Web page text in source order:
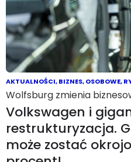
AKTUALNOŚCI,BIZNES,OSOBOWE,
Wolfsburg zmienia
Volkswagen i
restrukturyzacja.
może zostać